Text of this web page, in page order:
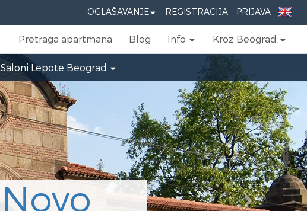
OGLAŠAVANJE REGISTRACIJA PRIJAVA
Pretraga apartmana Blog Info Kroz Beograd
Next
Saloni Lepote Beograd